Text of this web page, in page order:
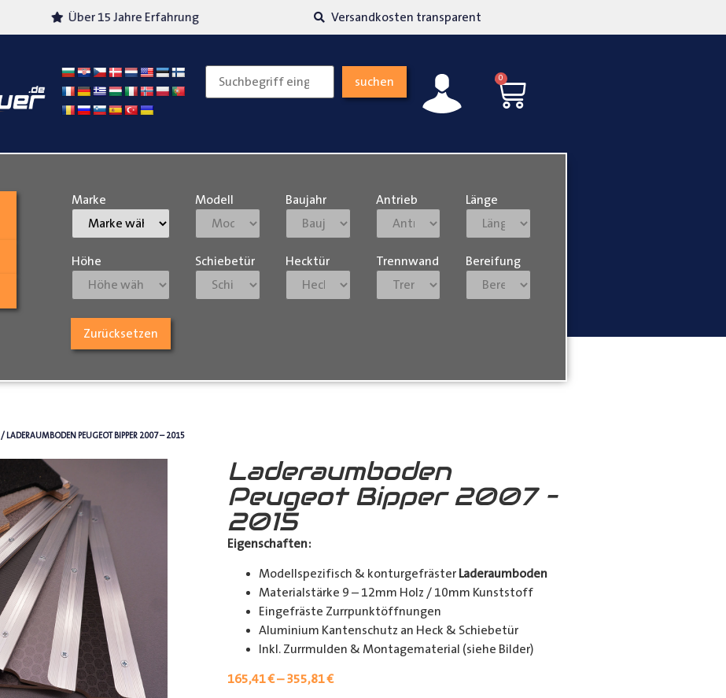
Über 15 Jahre Erfahrung Versandkosten transparent
suchen 0
Marke Modell Baujahr Antrieb Länge
Höhe Schiebetür Hecktür Trennwand Bereifung
Zurücksetzen
/ LADERAUMBODEN PEUGEOT BIPPER 2007 – 2015
Laderaumboden
Peugeot Bipper 2007 –
2015
Eigenschaften:
Modellspezifisch & konturgefräster Laderaumboden
Materialstärke 9 – 12mm Holz / 10mm Kunststoff
Eingefräste Zurrpunktöffnungen
Aluminium Kantenschutz an Heck & Schiebetür
Inkl. Zurrmulden & Montagematerial (siehe Bilder)
165,41€–355,81€